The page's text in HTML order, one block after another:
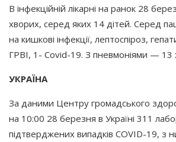
В інфекційній лікарні на ранок 28
хворих, серед яких 14 дітей. Серед
на кишкові інфекції, лептоспіроз,
ГРВІ, 1- Covid-19. З пневмоніями — 13
УКРАЇНА
За даними Центру громадського
на 10:00 28 березня в Україні 311
підтверджених випадків COVID-19, з